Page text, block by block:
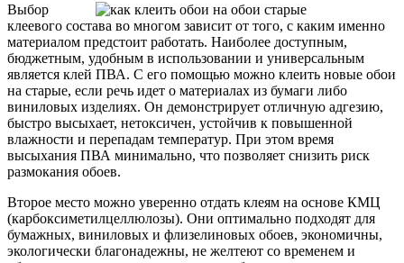
Выбор
клеевого состава во многом зависит от того, с каким именно
материалом предстоит работать. Наиболее доступным,
бюджетным, удобным в использовании и универсальным
является клей ПВА. С его помощью можно клеить новые обои
на старые, если речь идет о материалах из бумаги либо
виниловых изделиях. Он демонстрирует отличную адгезию,
быстро высыхает, нетоксичен, устойчив к повышенной
влажности и перепадам температур. При этом время
высыхания ПВА минимально, что позволяет снизить риск
размокания обоев.
Второе место можно уверенно отдать клеям на основе КМЦ
(карбоксиметилцеллюлозы). Они оптимально подходят для
бумажных, виниловых и флизелиновых обоев, экономичны,
экологически благонадежны, не желтеют со временем и